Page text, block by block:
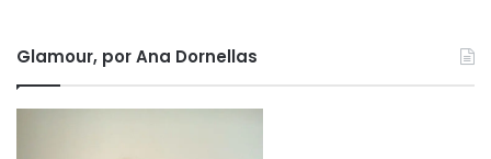
Glamour, por Ana Dornellas